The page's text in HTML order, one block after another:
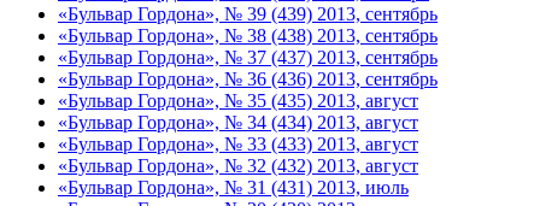
«Бульвар Гордона», № 39 (439) 2013, сентябрь
«Бульвар Гордона», № 38 (438) 2013, сентябрь
«Бульвар Гордона», № 37 (437) 2013, сентябрь
«Бульвар Гордона», № 36 (436) 2013, сентябрь
«Бульвар Гордона», № 35 (435) 2013, август
«Бульвар Гордона», № 34 (434) 2013, август
«Бульвар Гордона», № 33 (433) 2013, август
«Бульвар Гордона», № 32 (432) 2013, август
«Бульвар Гордона», № 31 (431) 2013, июль